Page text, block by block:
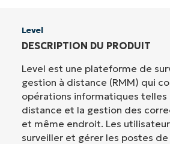
Level
DESCRIPTION DU PRODUIT
Level est une plateforme de
gestion à distance (RMM) qui
opérations informatiques telles
distance et la gestion des
et même endroit. Les
surveiller et gérer les postes